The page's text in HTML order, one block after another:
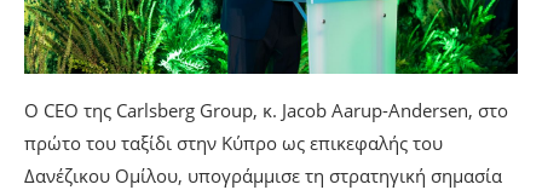
Ο CEO της Carlsberg Group, κ. Jacob Aarup-Andersen, στο
πρώτο του ταξίδι στην Κύπρο ως επικεφαλής του
Δανέζικου Ομίλου, υπογράμμισε τη στρατηγική σημασία